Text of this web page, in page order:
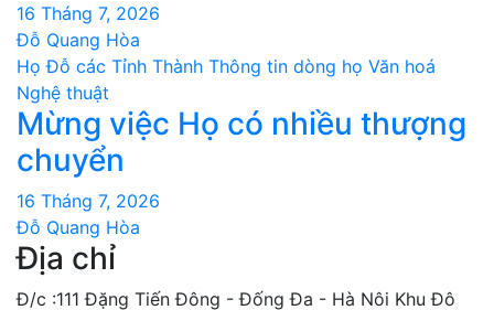
16 Tháng 7, 2026
Đỗ Quang Hòa
Họ Đỗ các Tỉnh Thành Thông tin dòng họ Văn hoá
Nghệ thuật
Mừng việc Họ có nhiều thượng
chuyển
16 Tháng 7, 2026
Đỗ Quang Hòa
Địa chỉ
Đ/c :111 Đặng Tiến Đông - Đống Đa - Hà Nôi Khu Đô